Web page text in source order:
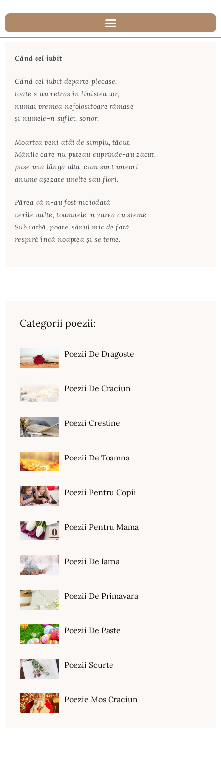
Când cel iubit
Când cel iubit departe plecase,
toate s-au retras în liniștea lor,
numai vremea nefolositoare rămase
și numele-n suflet, sonor.
Moartea veni atât de simplu, tăcut.
Mânile care nu puteau cuprinde-au zăcut,
puse una lângă alta, cum sunt uneori
anume așezate unelte sau flori.
Părea că n-au fost niciodată
verile nalte, toamnele-n zarea cu steme.
Sub iarbă, poate, sânul mic de fată
respiră încă noaptea și se teme.
Categorii poezii:
Poezii De Dragoste
Poezii De Craciun
Poezii Crestine
Poezii De Toamna
Poezii Pentru Copii
Poezii Pentru Mama
Poezii De Iarna
Poezii De Primavara
Poezii De Paste
Poezii Scurte
Poezie Mos Craciun